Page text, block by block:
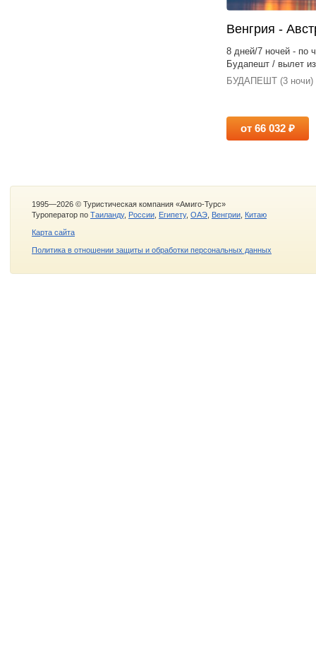
Венгрия -
8 дней/7 ночей - по
Будапешт / вылет
БУДАПЕШТ (3 ночи)
от 66 032 ₽
1995—2026 © Туристическая компания «Амиго-Турс»
Туроператор по Таиланду, России Египету, ОАЭ Венгрии Китаю
Карта сайта
Политика в отношении защиты и обработки персональных данных